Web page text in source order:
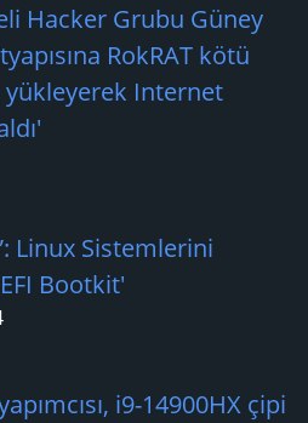
Hacker Grubu Güney
RokRAT kötü
yükleyerek Internet
Linux Sistemlerini
Bootkit'
i9-14900HX çipi